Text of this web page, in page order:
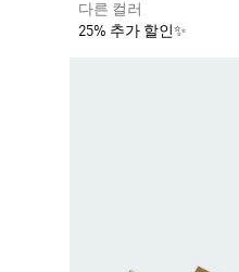
다른 컬러
25% 추가 할인✨